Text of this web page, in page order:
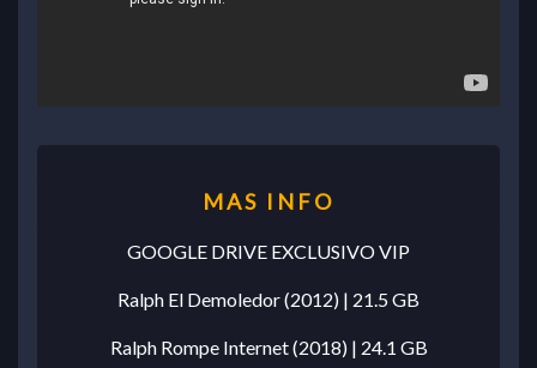
GOOGLE DRIVE EXCLUSIVO VIP
Ralph El Demoledor (2012) | 21.5 GB
Ralph Rompe Internet (2018) | 24.1 GB